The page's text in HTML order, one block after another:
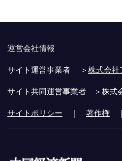
運営会社情報
サイト運営事業者 ＞株式会
サイト共同運営事業者 ＞株式
サイトポリシー ｜ 著作権